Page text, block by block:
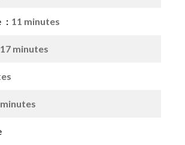
11 minutes
17 minutes